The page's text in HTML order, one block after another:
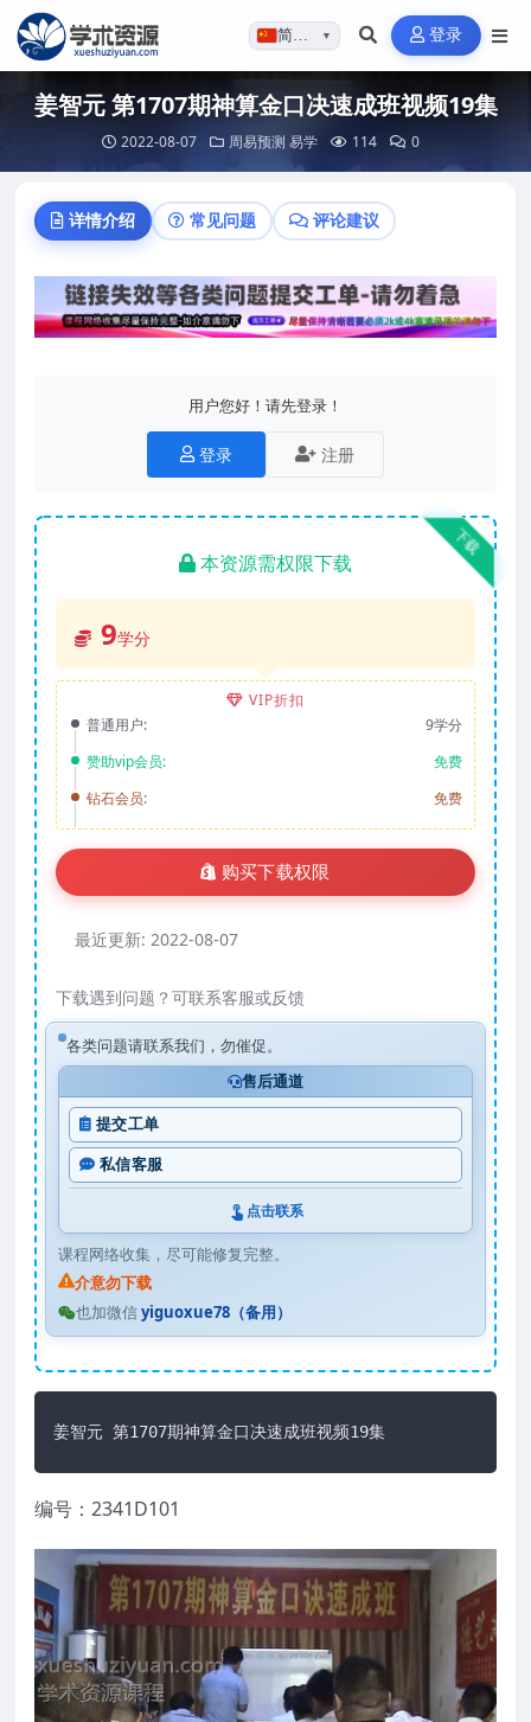
简体…▼ 登录
姜智元 第1707期神算金口决速成班视频19集
2022-08-07 周易预测 易学 114 0
详情介绍 常见问题 评论建议
用户您好！请先登录！
登录 注册
下载
本资源需权限下载
9学分
VIP折扣
普通用户:
9学分
赞助vip会员:
免费
钻石会员:
免费
购买下载权限
最近更新: 2022-08-07
下载遇到问题？可联系客服或反馈
各类问题请联系我们，勿催促。
售后通道
提交工单
私信客服
点击联系
课程网络收集，尽可能修复完整。
介意勿下载
也加微信yiguoxue78（备用）
姜智元 第1707期神算金口决速成班视频19集
编号：2341D101